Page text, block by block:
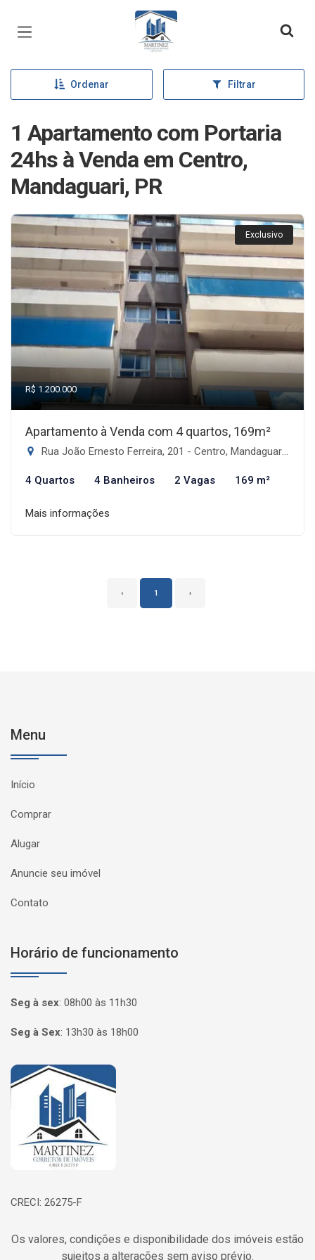
Página inicial
Ordenar Filtrar
1 Apartamento com Portaria
24hs à Venda em Centro,
Mandaguari, PR
Exclusivo
R$ 1.200.000
Apartamento à Venda com 4 quartos, 169m²
Rua João Ernesto Ferreira, 201 - Centro, Mandaguari-PR
4 Quartos 4 Banheiros 2 Vagas 169 m²
Mais informações
‹ 1 ›
Menu
Início
Comprar
Alugar
Anuncie seu imóvel
Contato
Horário de funcionamento
Seg à sex: 08h00 às 11h30
Seg à Sex: 13h30 às 18h00
Página inicial
CRECI: 26275-F
Os valores, condições e disponibilidade dos imóveis estão
sujeitos a alterações sem aviso prévio.